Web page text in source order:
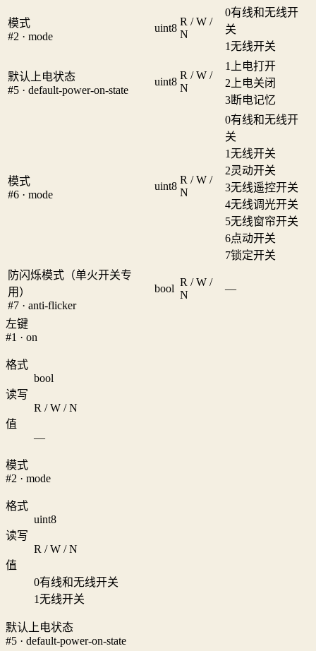
模式
#2 · mode
uint8
R / W /
N
0有线和无线开
关
1无线开关
默认上电状态
#5 · default-power-on-state
uint8
R / W /
N
1
上电打开
2 上电关闭
3断电记忆
模式
#6 · mode
uint8
R / W /
N
0有线和无线开
关
1无线开关
2灵动开关
3无线遥控开关
4无线调光开关
5无线窗帘开关
6点动开关
7锁定开关
防闪烁模式（单火开关专
用）
#7 · anti-flicker
bool
R / W /
N
—
左键
#1 · on
格式
bool
读写
R / W / N
值
—
模式
#2 · mode
格式
uint8
读写
R / W / N
值
0有线和无线开关
1无线开关
默认上电状态
#5 · default-power-on-state